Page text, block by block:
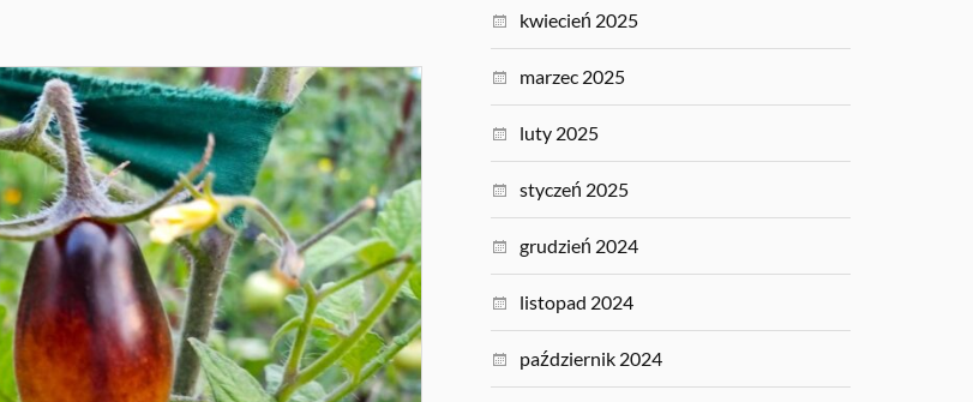
kwiecień 2025
marzec 2025
luty 2025
styczeń 2025
grudzień 2024
listopad 2024
październik 2024